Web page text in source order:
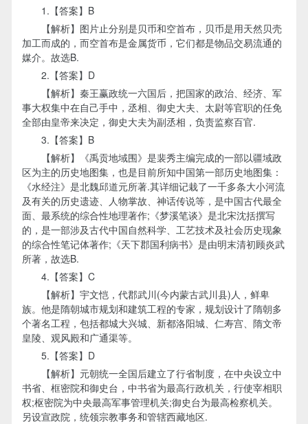
1.【答案】B
【解析】图片止分别是贝币和空首布，贝币是用天然贝壳
加工而成的，而空首布是金属货币，它们都是物品交易流通的
媒介。故选B.
2.【答案】D
【解析】秦王赢政统一六国后，把国家的政治、经济、军
事大权集中在自己手中，丞相、御史大夫、太尉等官职的任免
全部由皇帝来决定，御史大夫为副丞相，负责监察百官.
3.【答案】B
【解析】《禹贡地域围》是裴秀主编完成的一部以疆域政
区为主的历史地图集，也是目前所知中国第一部历史地图集：
《水经注》是北魏邱道元所著.其详细记栽了一千多条大小河流
及有关的历史遗迹、人物掌故、神话传说等，是中国古代最全
面、最系统的综合性地理著作;《梦溪笔谈》是北宋沈括撰写
的，是一部涉及古代中国自然科学、工艺技术及社会历史现象
的综合性笔记体著作;《天下郡国利病书》是由明末清初顾炎武
所著，故选B.
4.【答案】C
【解析】宇文恺，代郡武川(今内蒙古武川县)人，鲜卑
族。他是隋朝城市规划和建筑工程的专家，规划设计了隋朝多
个著名工程，包括都城大兴城、新都洛阳城、仁寿宫、隋文帝
皇陵、观风殿和广通渠等。
5.【答案】D
【解析】元朝统一全国后建立了行省制度，在中央设立中
书省、框密院和御史台，中书省为最高行政机关，行使宰相职
权;枢密院为中央最高军事管理机关;御史台为最高检察机关。
另设宣政院，统领宗教事务和管辖西藏地区.